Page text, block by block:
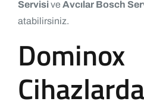
Servisive Avcılar Bosch
atabilirsiniz.
Dominox